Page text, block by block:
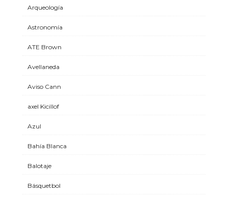
Arqueología
Astronomía
ATE Brown
Avellaneda
Aviso Cann
axel Kicillof
Azul
Bahía Blanca
Balotaje
Básquetbol